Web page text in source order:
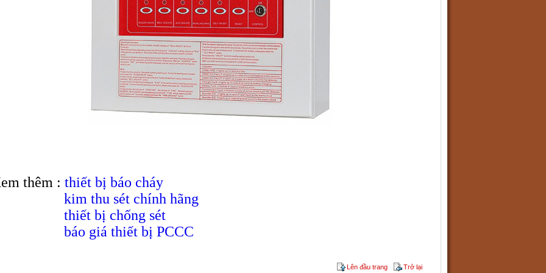
thêm : thiết bị báo cháy
kim thu sét chính hãng
thiết bị chống sét
báo giá thiết bị PCCC
Lên đầu trang Trở lại